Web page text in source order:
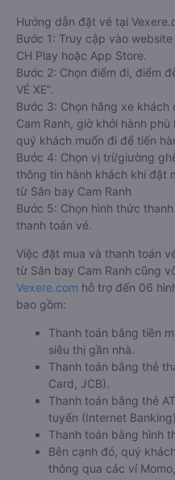
Hướng dẫn đặt vé tại
Bước 1: Truy cập vào
CH Play hoặc App Store.
Bước 2: Chọn điểm đi, điểm
VÉ XE”.
Bước 3: Chọn hãng xe khách
Cam Ranh, giờ khởi hành
quý khách muốn đi để tiến
Bước 4: Chọn vị trí/giường
thông tin hành khách khi đặt
từ Sân bay Cam Ranh
Bước 5: Chọn hình thức
thanh toán vé.
Việc đặt mua và thanh toán
từ Sân bay Cam Ranh cũng
Vexere.com hỗ trợ đến 06
bao gồm:
Thanh toán bằng tiền
siêu thị gần nhà.
Thanh toán bằng thẻ
Card, JCB).
Thanh toán bằng thẻ
tuyến (Internet
Thanh toán bằng hình
Bên cạnh đó, quý
thông qua các ví